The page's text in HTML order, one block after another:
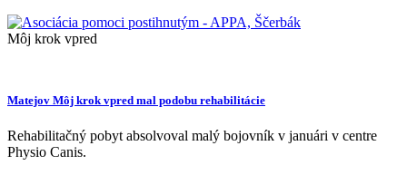
Môj krok vpred
Matejov Môj krok vpred mal podobu rehabilitácie
Rehabilitačný pobyt absolvoval malý bojovník v januári v centre
Physio Canis.